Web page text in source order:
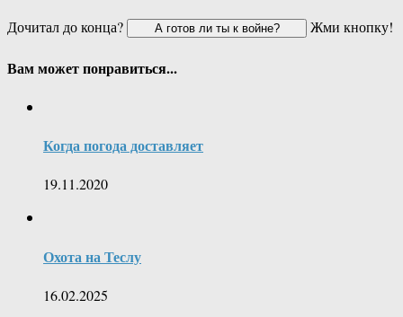
Дочитал до конца?
Жми кнопку!
Вам может понравиться...
Когда погода доставляет
19.11.2020
Охота на Теслу
16.02.2025